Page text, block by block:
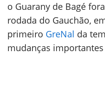
o Guarany de Bagé
rodada do Gauchão,
primeiro GreNal da
mudanças